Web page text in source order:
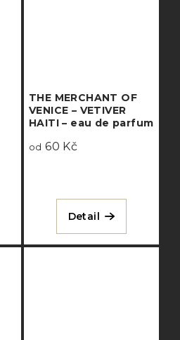
THE MERCHANT OF
VENICE – VETIVER
HAITI – eau de parfum
od 60 Kč
Detail